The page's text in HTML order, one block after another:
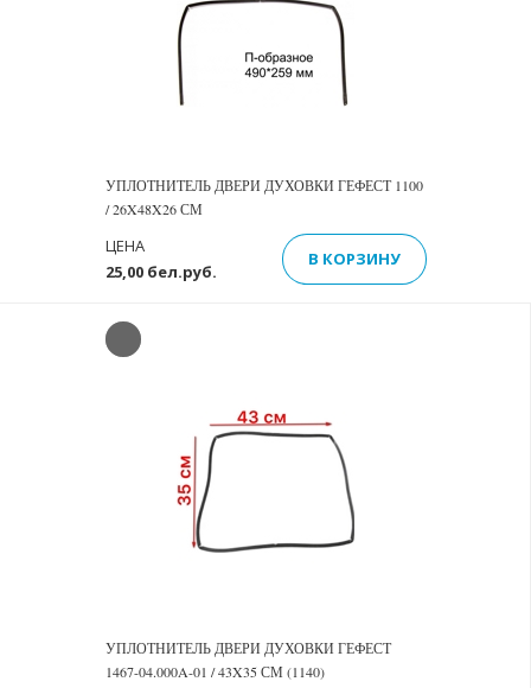
УПЛОТНИТЕЛЬ ДВЕРИ ДУХОВКИ ГЕФЕСТ 1100
/ 26X48X26 СМ
25,00 бел.руб.
ЦЕНА
В КОРЗИНУ
УПЛОТНИТЕЛЬ ДВЕРИ ДУХОВКИ ГЕФЕСТ
1467-04.000A-01 / 43X35 СМ (1140)